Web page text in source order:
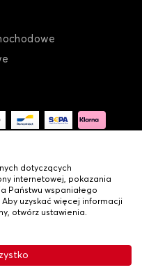
warunki sprzedaży•
•Livraison
dotyczących
internetowej, pokazania
Państwu wspaniałego
uzyskać więcej informacji
otwórz ustawienia.